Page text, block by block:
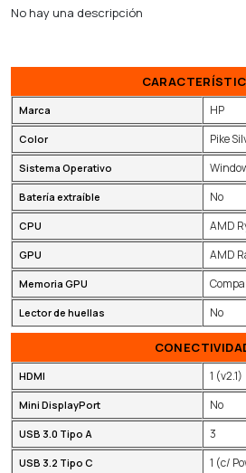
No hay una descripción
Marca HP
Color Pike
Sistema Operativo
Batería extraíble No
CPU AMD
GPU AMD
Memoria GPU
Lector de huellas No
HDMI 1 (v2.1)
Mini DisplayPort No
USB 3.0 Tipo A 3
USB 3.2 Tipo C 1 (c/